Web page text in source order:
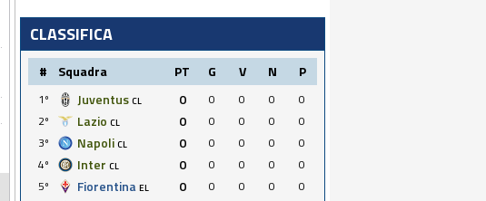
CLASSIFICA
# Squadra PT G V N P
1º Juventus CL 0 0 0 0
0
2º
Lazio CL 0 0 0 0
0
3º
Napoli CL 0 0 0 0
0
4º
Inter CL 0 0 0 0
0
5º
Fiorentina EL 0 0 0 0
0